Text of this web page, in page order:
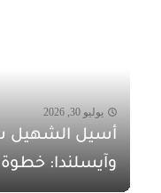
يوليو 30, 2026
أسيل الشهيل
وآيسلندا: